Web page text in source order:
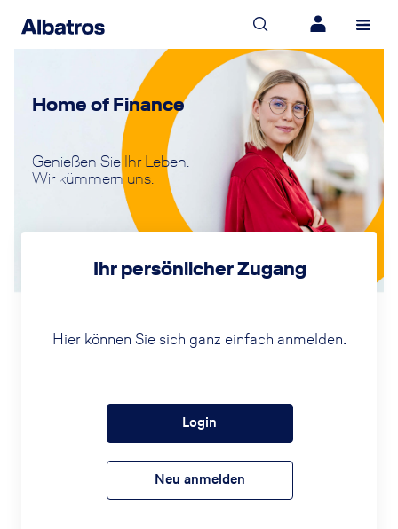
Home of Finance
Genießen Sie Ihr Leben.
Wir kümmern uns.
Ihr persönlicher Zugang
Hier können Sie sich ganz einfach anmelden.
Login
Neu anmelden